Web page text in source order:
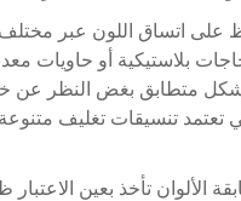
على اتساق اللون عبر
بلاستيكية أو حاويات
بشكل متطابق بغض النظر
تعتمد تنسيقات تغليف
الألوان تأخذ بعين